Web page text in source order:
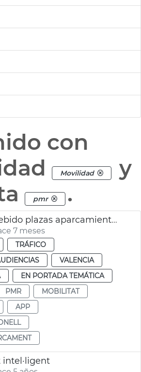
con
Movilidad
y
pmr .
App uso indebido plazas aparcamiento PMR
7 meses
TRÁFICO
VALENCIA
EN PORTADA TEMÁTICA
PMR
MOBILITAT
APP